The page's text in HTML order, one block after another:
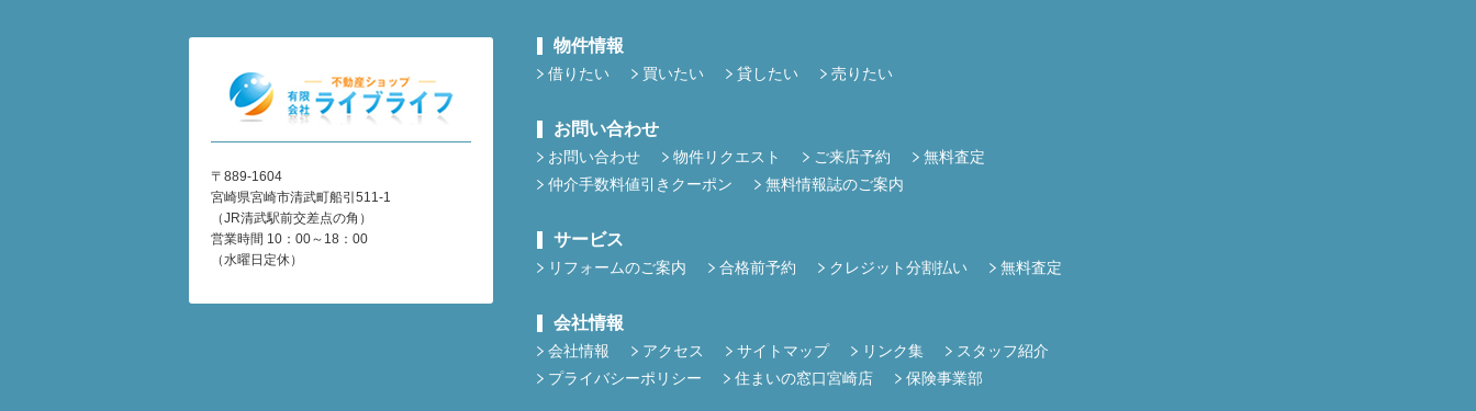
〒889-1604
宮崎県宮崎市清武町船引511-1
（JR清武駅前交差点の角）
営業時間 10：00～18：00
（水曜日定休）
物件情報
借りたい 買いたい 貸したい 売りたい
お問い合わせ
お問い合わせ 物件リクエスト ご来店予約
無料査定
仲介手数料値引きクーポン
無料情報誌のご案内
サービス
リフォームのご案内 合格前予約 クレジット分割払い 無料査定
会社情報
会社情報 アクセス サイトマップ リンク集
スタッフ紹介
プライバシーポリシー
住まいの窓口宮崎店 保険事業部